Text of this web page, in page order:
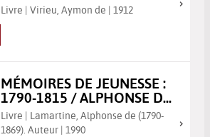
Livre | Virieu, Aymon de | 1912
MÉMOIRES DE JEUNESSE :
1790-1815 / ALPHONSE D...
Livre | Lamartine, Alphonse de (1790-
1869). Auteur | 1990